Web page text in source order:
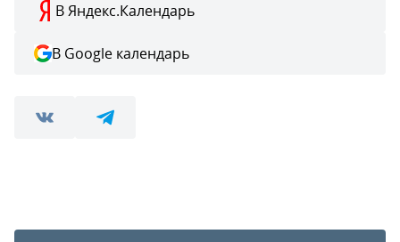
В Яндекс.Календарь
В Google календарь